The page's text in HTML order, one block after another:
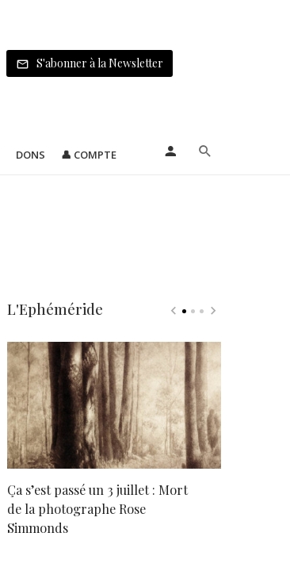
S'abonner à la Newsletter
DONS 👤 COMPTE
L'Ephéméride
Ça s’est passé un 3 juillet : Mort
de la photographe Rose
Simmonds